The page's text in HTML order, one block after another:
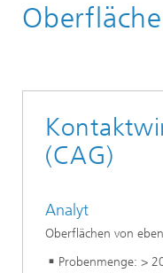
Analytik
(CAG)
Analyt
Oberflächen von
Probenmenge: >